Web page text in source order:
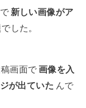
新しい画像がア
した。
画面で 画像を入
が出ていた んで